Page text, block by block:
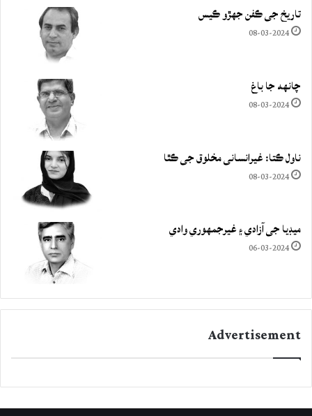
تاريخ جي ڪفن جھڙو ڪيس
08-03-2024
چانهه جا باغ
08-03-2024
ناول ڪتا: غيرانساني مخلوق جي ڪٿا
08-03-2024
ميڊيا جي آزادي ۽ غيرجمھوري وادي
06-03-2024
Advertisement